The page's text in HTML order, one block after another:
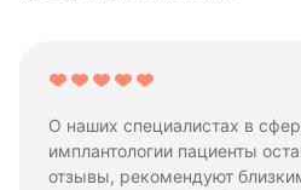
О наших специалистах в
имплантологии пациенты
отзывы, рекомендуют